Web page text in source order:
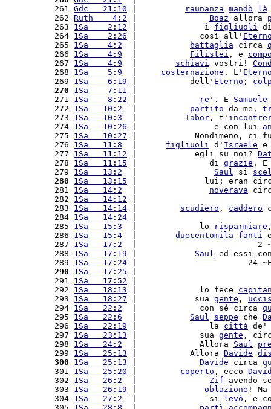
261 Gdc   21:10 raunanza mandò
là
262 Ruth    4:2 Boaz allora
263 1Sa    2:12 |              i figliuoli
264 1Sa    2:26 |             così all'
265 1Sa    4:2 battaglia circa
266 1Sa    4:9 Filistei , e
267 1Sa    4:9 schiavi vostri!
268 1Sa    5:9 costernazione . L'
269 1Sa    6:19 |           dell' Eterno ;
270
1Sa    7:11
271 1Sa    8:22 re '. E Samuele
272 1Sa   10:2 partito da me,
273 1Sa   10:3 Tabor , t'
274 1Sa   10:26 |                e con lui
275 1Sa   10:27 |            Nondimeno, ci
276 1Sa   11:8 figliuoli d' Israele
277 1Sa   11:12 |            egli su noi?
278 1Sa   11:15 |               di grazie .
279 1Sa   13:2 Saul si
280
1Sa   13:15 |              lui; eran
281 1Sa   14:2 noverava
282 1Sa   14:12
283 1Sa   14:14 scudiero , caddero
284 1Sa   14:24
285 1Sa   15:3
  |             lo
risparmiare
286 1Sa   15:4 duecentomila fanti
287 1Sa   17:2
|                         2
288 1Sa   17:19 Saul ed essi
289 1Sa   17:24 |                       24
290
1Sa   17:25
291 1Sa   17:52
292 1Sa   18:13 |             lo fece
293 1Sa   18:27 |            sua gente ,
294 1Sa   22:2
  |             con sé circa
295 1Sa   22:6 Saul seppe che
296 1Sa   22:19 |               la città
297 1Sa   23:13 |             sua gente ,
298 1Sa   24:2
  |             Allora
Saul
299 1Sa   25:13 |           Allora Davide
300
1Sa   25:13 Davide circa
301 1Sa   25:20 coperto , ecco
302 1Sa   26:2 Zif avendo
303 1Sa   26:19 oblazione !
304 1Sa   27:2
  |               si
levò , e